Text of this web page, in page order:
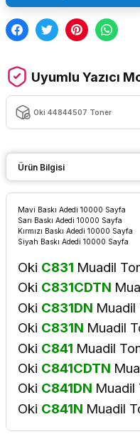
Uyumlu Yazıcı
Oki 44844507 Toner
Ürün Bilgisi
Mavi Baskı Adedi 10000 Sayfa
Sarı Baskı Adedi 10000 Sayfa
Kırmızı Baskı Adedi 10000 Sayfa
Siyah Baskı Adedi 10000 Sayfa
Oki C831 Muadil
Oki C831CDTN
Oki C831DN Muadil
Oki C831N Muadil
Oki C841 Muadil
Oki C841CDTN
Oki C841DN Muadil
Oki C841N Muadil